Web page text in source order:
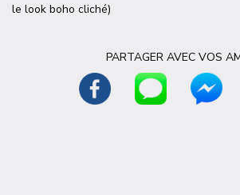
PARTAGER AVEC VOS